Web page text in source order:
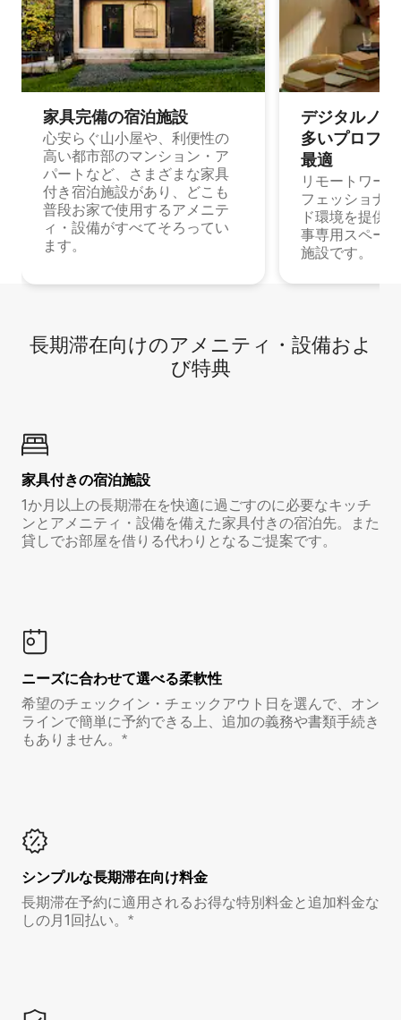
家具完備の宿⁠泊⁠施⁠設
心安らぐ山小屋や、利便性の
高い都市部のマンション・ア
パートなど、さまざまな家具
付き宿泊施設があり、どこも
普段お家で使用するアメニテ
ィ・設備がすべてそろってい
ます。
デジタルノ
多⁠いプ⁠ロ⁠フ⁠
最⁠適
リモートワー
フェッショナ
ド環境を提供
事専用スペー
施設です。
長期滞在向け⁠のア⁠メ⁠ニ⁠テ⁠ィ⁠・設⁠備⁠およ
び特⁠典
家具付き⁠の宿⁠泊⁠施⁠設
1か月以上の長期滞在を快適に過ごすのに必要なキッチ
ンとアメニティ・設備を備えた家具付きの宿泊先。また
貸しでお部屋を借りる代わりとなるご提案です。
ニーズに合わせて選べる柔軟性
希望のチェックイン・チェックアウト日を選んで、オン
ラインで簡単に予約できる上、追加の義務や書類手続き
もありません。*
シンプルな長期滞在向け料金
長期滞在予約に適用されるお得な特別料金と追加料金な
しの月1回払い。*